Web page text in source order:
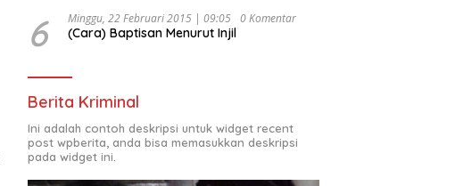
6 Minggu, 22 Februari 2015 | 09:05 0 Komentar
(Cara) Baptisan Menurut Injil
Berita Kriminal
Ini adalah contoh deskripsi untuk widget recent
post wpberita, anda bisa memasukkan deskripsi
pada widget ini.